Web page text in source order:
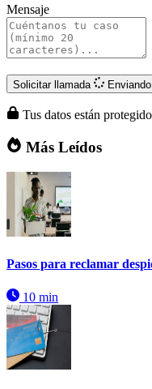
Mensaje
Solicitar llamada
Tus datos están
Más Leídos
Pasos para reclamar
10 min